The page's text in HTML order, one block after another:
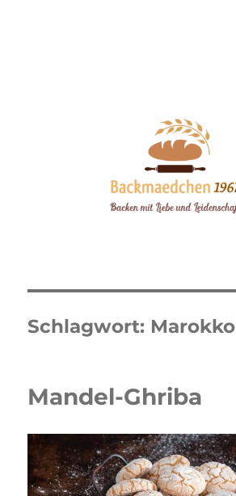
Schlagwort: Marokko
Mandel-Ghriba